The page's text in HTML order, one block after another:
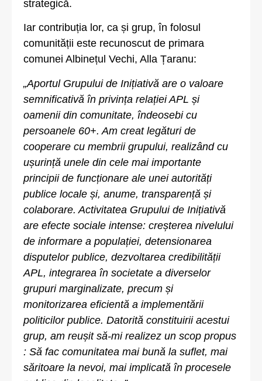
strategică.
Iar contribuția lor, ca și grup, în folosul
comunității este recunoscut de primara
comunei Albinețul Vechi, Alla Țaranu:
„Aportul Grupului de Inițiativă are o valoare
semnificativă în privința relației APL și
oamenii din comunitate, îndeosebi cu
persoanele 60+. Am creat legături de
cooperare cu membrii grupului, realizând cu
ușurință unele din cele mai importante
principii de funcționare ale unei autorități
publice locale și, anume, transparență și
colaborare. Activitatea Grupului de Inițiativă
are efecte sociale intense: creșterea nivelului
de informare a populației, detensionarea
disputelor publice, dezvoltarea credibilității
APL, integrarea în societate a diverselor
grupuri marginalizate, precum și
monitorizarea eficientă a implementării
politicilor publice. Datorită constituirii acestui
grup, am reușit să-mi realizez un scop propus
: Să fac comunitatea mai bună la suflet, mai
săritoare la nevoi, mai implicată în procesele